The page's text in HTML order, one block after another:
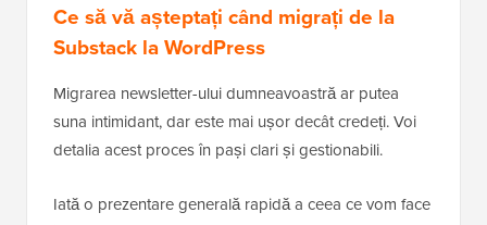
Ce să vă așteptați când migrați de la
Substack la WordPress
Migrarea newsletter-ului dumneavoastră ar putea
suna intimidant, dar este mai ușor decât credeți. Voi
detalia acest proces în pași clari și gestionabili.
Iată o prezentare generală rapidă a ceea ce vom face